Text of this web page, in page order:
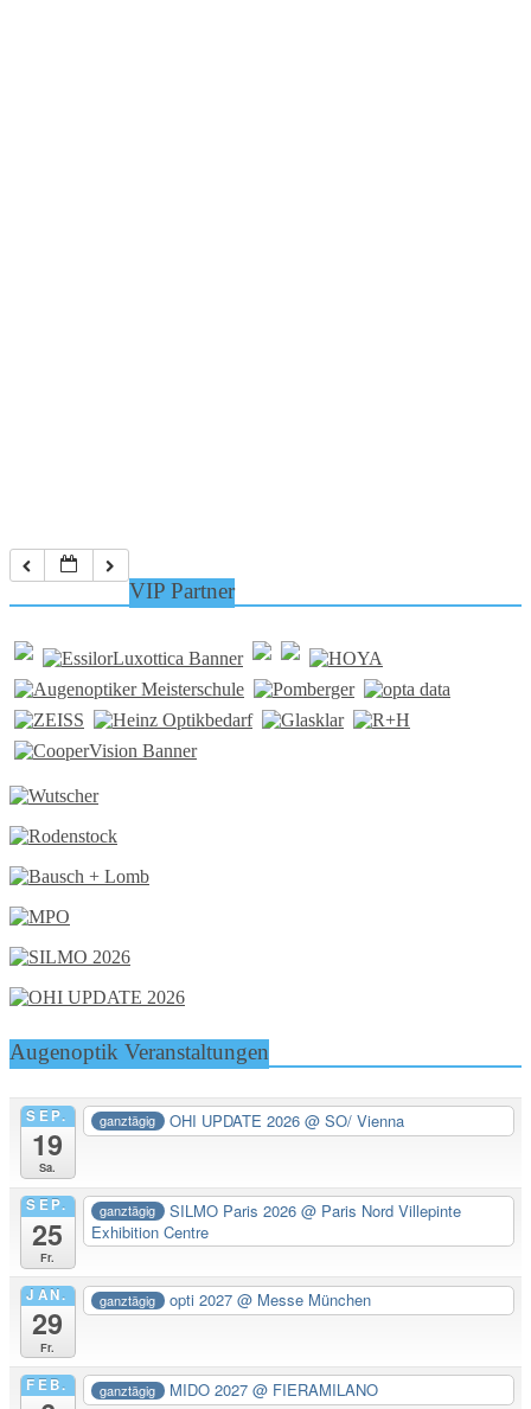
VIP Partner
Augenoptik Veranstaltungen
SEP.
19
Sa.
ganztägig OHI UPDATE 2026@ SO/ Vienna
SEP.
25
Fr.
ganztägig SILMO Paris 2026@ Paris Nord Villepinte
Exhibition Centre
JAN.
29
Fr.
ganztägig opti 2027@ Messe München
FEB. ganztägig MIDO 2027@ FIERAMILANO